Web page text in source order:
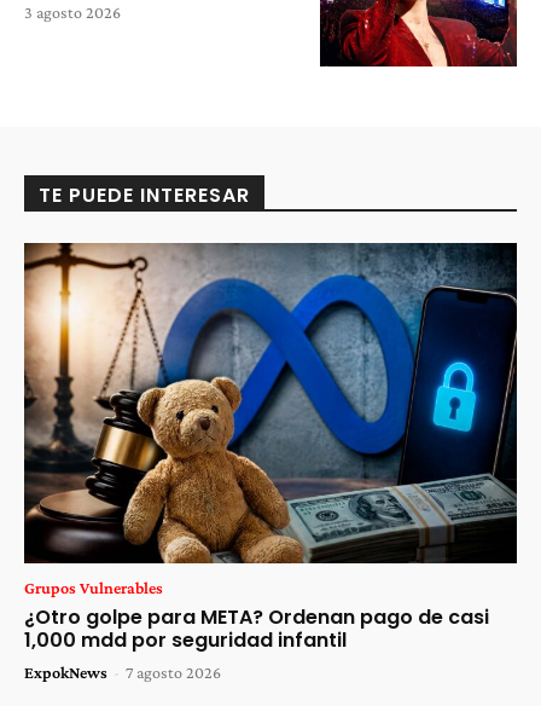
3 agosto 2026
TE PUEDE INTERESAR
Grupos Vulnerables
¿Otro golpe para META? Ordenan pago de casi
1,000 mdd por seguridad infantil
ExpokNews - 7 agosto 2026